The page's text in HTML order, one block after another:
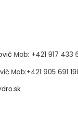
Mob: +421 917 433
Mob:+421 905 691